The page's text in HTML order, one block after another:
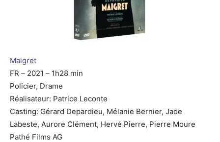
Maigret
FR – 2021 – 1h28 min
Policier, Drame
Réalisateur: Patrice Leconte
Casting: Gérard Depardieu, Mélanie Bernier, Jade
Labeste, Aurore Clément, Hervé Pierre, Pierre Moure
Pathé Films AG